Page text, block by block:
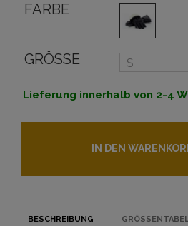
FARBE
GRÖSSE
Lieferung innerhalb von 2-4
IN DEN
BESCHREIBUNG